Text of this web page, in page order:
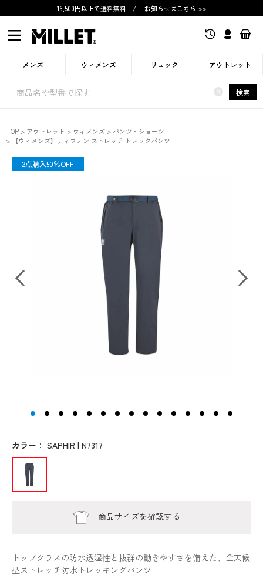
16,500円以上で送料無料 / お知らせはこちら >>
メンズ ウィメンズ リュック アウトレット
× 検索
TOP アウトレット ウィメンズ
パンツ・ショーツ
【ウィメンズ】ティフォン ストレッチ トレックパンツ
トップクラスの防水透湿性と抜群の動きやすさを備えた、全天候
型ストレッチ防水トレッキングパンツ
OUTLET
2点購入50％OFF
カラー ： SAPHIR | N7317
商品サイズを確認する